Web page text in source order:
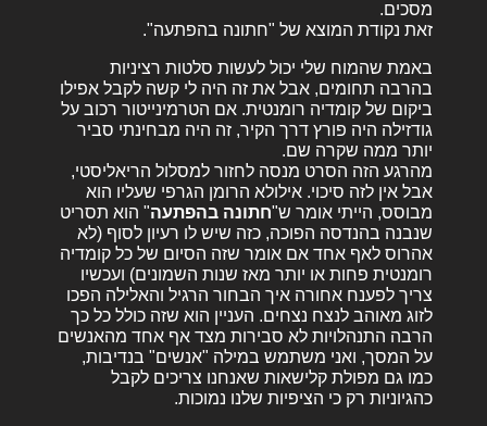
מסכים.
זאת נקודת המוצא של "חתונה בהפתעה".
באמת שהמוח שלי יכול לעשות סלטות רציניות
בהרבה תחומים, אבל את זה היה לי קשה לקבל אפילו
ביקום של קומדיה רומנטית. אם הטרמינייטור רכוב על
גודזילה היה פורץ דרך הקיר, זה היה מבחינתי סביר
יותר ממה שקרה שם.
מהרגע הזה הסרט מנסה לחזור למסלול הריאליסטי,
אבל אין לזה סיכוי. אילולא הרומן הגרפי שעליו הוא
מבוסס, הייתי אומר ש"חתונה בהפתעה" הוא תסריט
שנבנה בהנדסה הפוכה, כזה שיש לו רעיון לסוף (לא
אהרוס לאף אחד אם אומר שזה הסיום של כל קומדיה
רומנטית פחות או יותר מאז שנות השמונים) ועכשיו
צריך לפענח אחורה איך הבחור הרגיל והאלילה הפכו
לזוג מאוהב לנצח נצחים. העניין הוא שזה כולל כל כך
הרבה התנהלויות לא סבירות מצד אף אחד מהאנשים
על המסך, ואני משתמש במילה "אנשים" בנדיבות,
כמו גם מפולת קלישאות שאנחנו צריכים לקבל
כהגיוניות רק כי הציפיות שלנו נמוכות.